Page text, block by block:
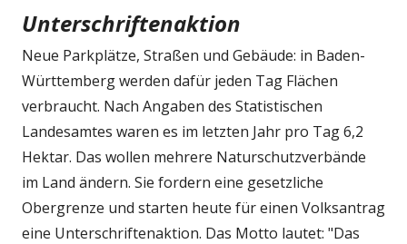
Unterschriftenaktion
Neue Parkplätze, Straßen und Gebäude: in Baden-
Württemberg werden dafür jeden Tag Flächen
verbraucht. Nach Angaben des Statistischen
Landesamtes waren es im letzten Jahr pro Tag 6,2
Hektar. Das wollen mehrere Naturschutzverbände
im Land ändern. Sie fordern eine gesetzliche
Obergrenze und starten heute für einen Volksantrag
eine Unterschriftenaktion. Das Motto lautet: "Das